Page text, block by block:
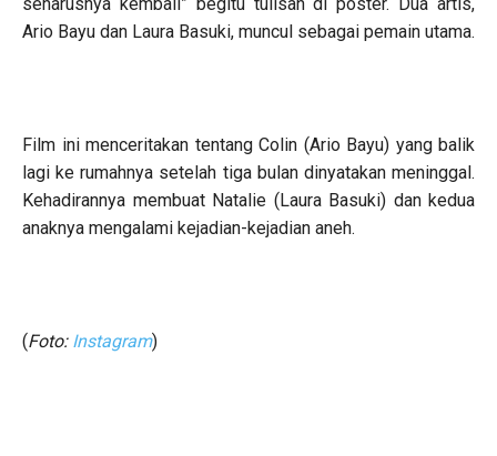
Ario Bayu dan Laura Basuki, muncul sebagai pemain utama.
Film ini menceritakan tentang Colin (Ario Bayu) yang balik
lagi ke rumahnya setelah tiga bulan dinyatakan meninggal.
Kehadirannya membuat Natalie (Laura Basuki) dan kedua
anaknya mengalami kejadian-kejadian aneh.
(Foto: Instagram)